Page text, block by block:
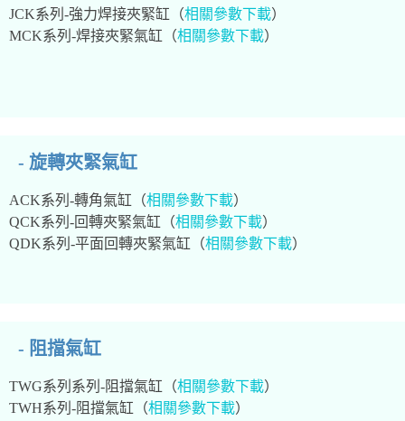
JCK系列-強力焊接夾緊缸（相關參數下載）
MCK系列-焊接夾緊氣缸（相關參數下載）
- 旋轉夾緊氣缸
ACK系列-轉角氣缸（相關參數下載）
QCK系列-回轉夾緊氣缸（相關參數下載）
QDK系列-平面回轉夾緊氣缸（相關參數下載）
- 阻擋氣缸
TWG系列系列-阻擋氣缸（相關參數下載）
TWH系列-阻擋氣缸（相關參數下載）